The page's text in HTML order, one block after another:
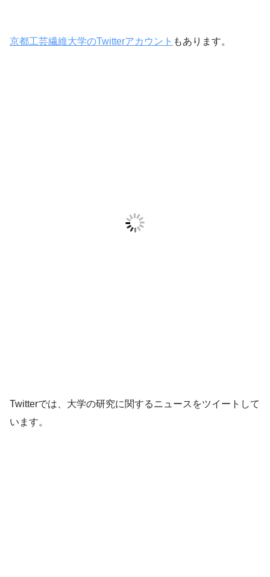
京都工芸繊維大学のTwitterアカウント もあります。
Twitterでは、大学の研究に関するニュースをツイートして
います。